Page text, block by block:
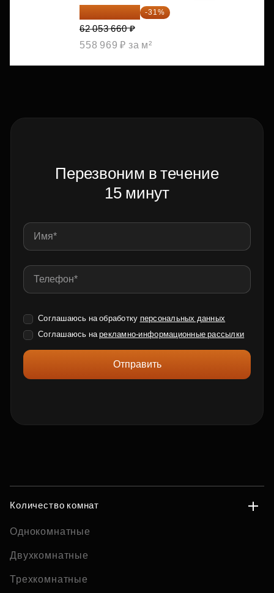
42 817 025 ₽ -31%
62 053 660 ₽
558 969 ₽ за м²
Перезвоним в течение
15 минут
Соглашаюсь на обработку персональных данных
Соглашаюсь нарекламно-информационные рассылки
Отправить
Количество комнат
Однокомнатные
Двухкомнатные
Трехкомнатные